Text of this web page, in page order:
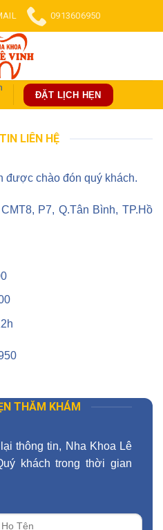
0913606950
ĐẶT LỊCH HẸN
LIÊN HỆ
được chào đón quý khách.
P7, Q.Tân Bình, TP.Hồ
THĂM KHÁM
thông tin, Nha Khoa Lê
khách trong thời gian